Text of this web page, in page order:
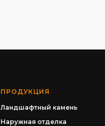
ПРОДУКЦИЯ
Ландшафтный камень
Наружная отделка